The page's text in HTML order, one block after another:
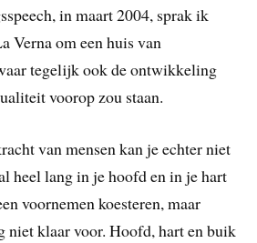
in maart 2004, sprak ik
Verna om een huis van
tegelijk ook de ontwikkeling
voorop zou staan.
van mensen kan je echter niet
heel lang in je hoofd en in je hart
voornemen koesteren, maar
niet klaar voor. Hoofd, hart en buik